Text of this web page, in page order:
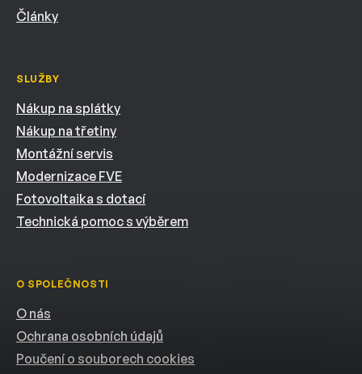
Články
SLUŽBY
Nákup na splátky
Nákup na třetiny
Montážní servis
Modernizace FVE
Fotovoltaika s dotací
Technická pomoc s výběrem
O SPOLEČNOSTI
O nás
Ochrana osobních údajů
Poučení o souborech cookies